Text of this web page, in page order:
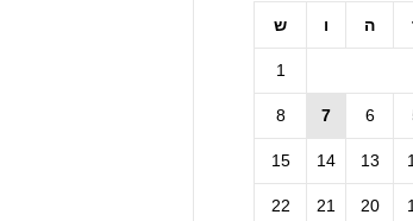
ה ו ש
1
6
7
8
13
14
15
20
21
22